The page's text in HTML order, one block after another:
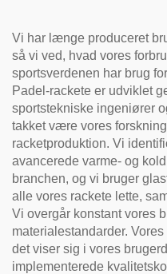
Vi har længe produceret
så vi ved, hvad vores
sportsverdenen har brug
Padel-rackete er udviklet
sportstekniske ingeniører
takket være vores
racketproduktion. Vi
avancerede varme- og
branchen, og vi bruger
alle vores rackete lette,
Vi overgår konstant vores
materialestandarder.
det viser sig i vores
implementerede